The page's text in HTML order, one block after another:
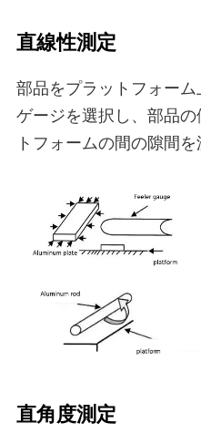
直線性測定
部品をプラットフォー
ゲージを選択し、部品
トフォームの間の隙間を
直角度測定